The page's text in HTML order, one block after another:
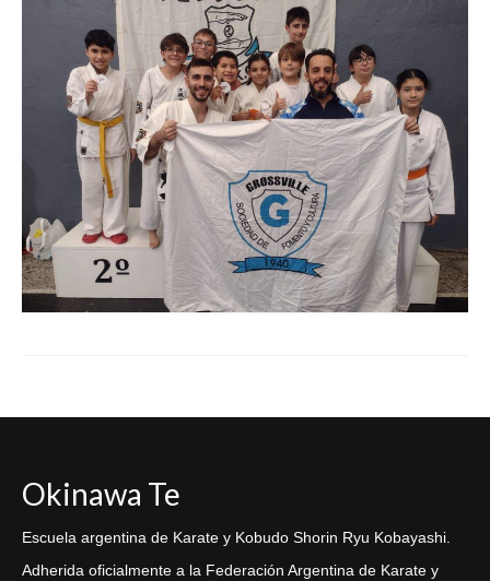
Okinawa Te
Escuela argentina de Karate y Kobudo Shorin Ryu Kobayashi.
Adherida oficialmente a la Federación Argentina de Karate y